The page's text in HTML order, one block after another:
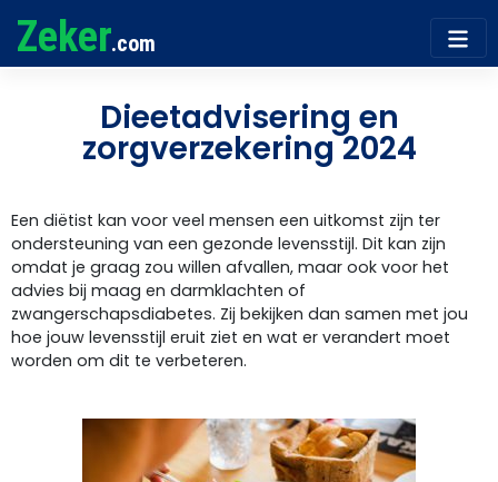
Zeker.com
Dieetadvisering en
zorgverzekering 2024
Een diëtist kan voor veel mensen een uitkomst zijn ter
ondersteuning van een gezonde levensstijl. Dit kan zijn
omdat je graag zou willen afvallen, maar ook voor het
advies bij maag en darmklachten of
zwangerschapsdiabetes. Zij bekijken dan samen met jou
hoe jouw levensstijl eruit ziet en wat er verandert moet
worden om dit te verbeteren.